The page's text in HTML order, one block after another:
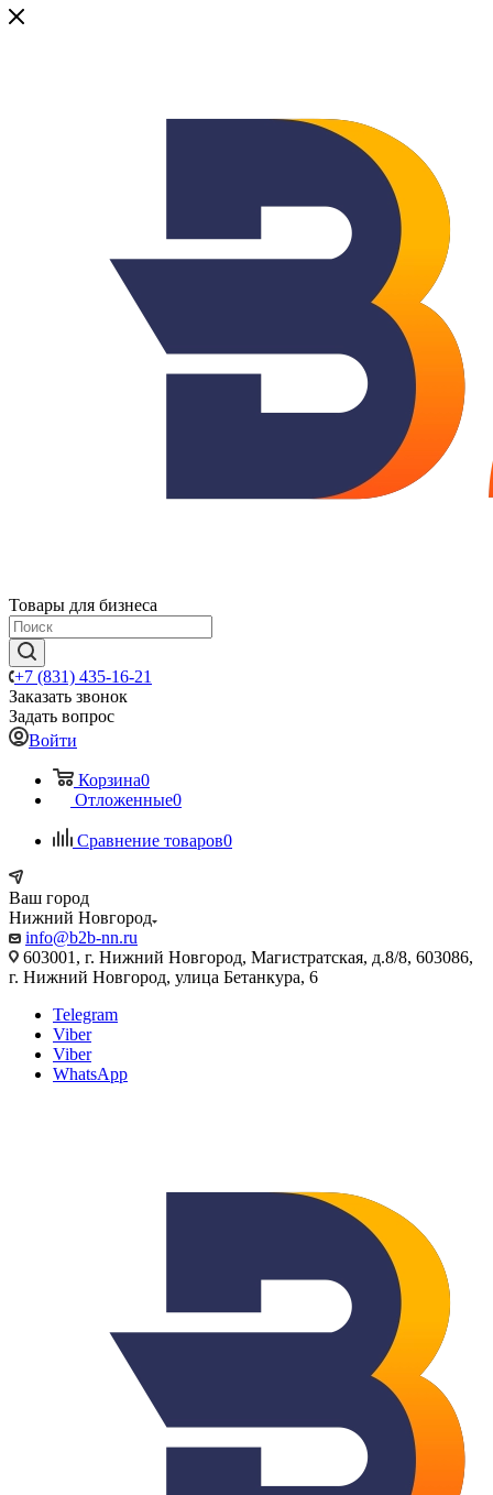
Товары для бизнеса
+7 (831) 435-16-21
Заказать звонок
Задать вопрос
Войти
Корзина0
Отложенные0
Сравнение товаров0
Ваш город
Нижний Новгород
info@b2b-nn.ru
603001, г. Нижний Новгород, Магистратская, д.8/8, 603086,
г. Нижний Новгород, улица Бетанкура, 6
Telegram
Viber
Viber
WhatsApp